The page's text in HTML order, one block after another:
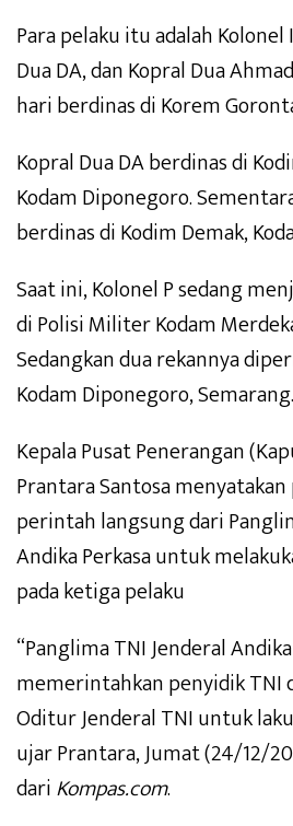
Para pelaku itu adalah
Dua DA, dan Kopral Dua
hari berdinas di Korem
Kopral Dua DA berdinas di
Kodam Diponegoro.
berdinas di Kodim Demak,
Saat ini, Kolonel P sedang
di Polisi Militer Kodam
Sedangkan dua rekannya
Kodam Diponegoro, Semarang.
Kepala Pusat Penerangan
Prantara Santosa
perintah langsung dari
Andika Perkasa untuk
pada ketiga pelaku
“Panglima TNI Jenderal
memerintahkan penyidik TNI
Oditur Jenderal TNI untuk
ujar Prantara, Jumat (24/12/
dariKompas.com.